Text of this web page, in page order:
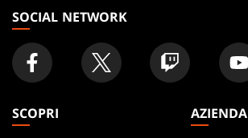
SOCIAL NETWORK
SCOPRI
AZIENDA